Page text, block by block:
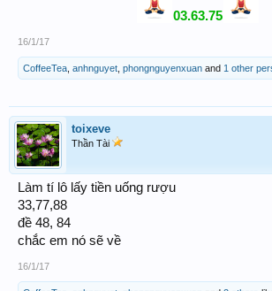
03.63.75
16/1/17
CoffeeTea anhnguyet phongnguyenxuan and 1 other
toixeve
Thần Tài
Làm tí lô lấy tiền uống rượu
33,77,88
đề 48, 84
chắc em nó sẽ về
16/1/17